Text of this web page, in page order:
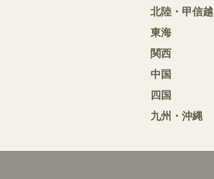
北陸・甲信越
東海
関西
中国
四国
九州・沖縄